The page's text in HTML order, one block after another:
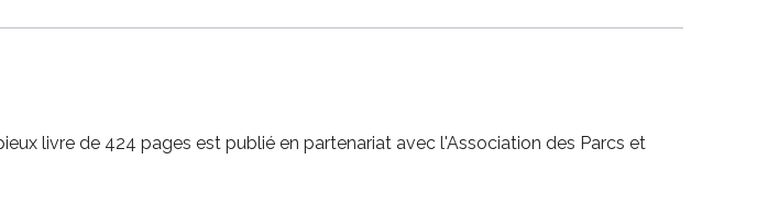
livre de 424 pages est publié en partenariat avec l'Association des Parcs et